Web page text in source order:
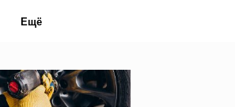
Ещё